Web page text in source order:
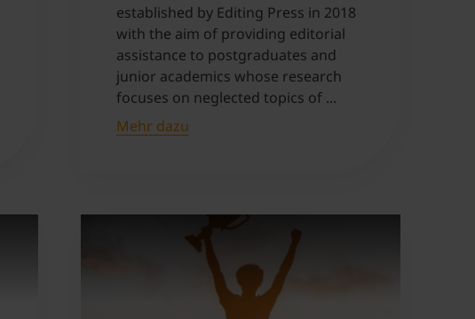
established by Editing Press in 2018
with the aim of providing editorial
assistance to postgraduates and
junior academics whose research
focuses on neglected topics of ...
Mehr dazu